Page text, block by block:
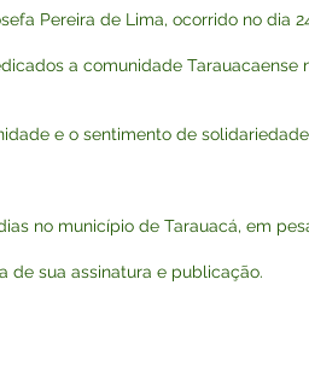
Pereira de Lima, ocorrido no dia
a comunidade
e o sentimento de
no município de Tarauacá, em
de sua assinatura e publicação.